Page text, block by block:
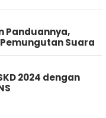
Panduannya,
Suara
2024 dengan